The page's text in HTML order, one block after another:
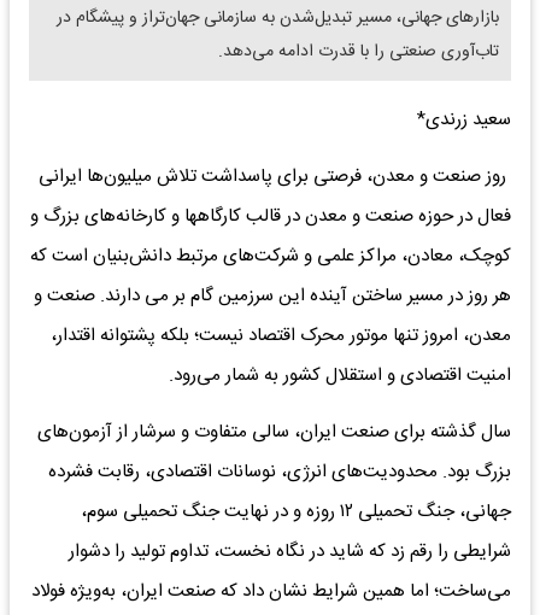
بازارهای جهانی، مسیر تبدیل‌شدن به سازمانی جهان‌تراز و پیشگام در
تاب‌آوری صنعتی را با قدرت ادامه می‌دهد.
سعید زرندی*
روز صنعت و معدن، فرصتی برای پاسداشت تلاش میلیون‌ها ایرانی
فعال در حوزه صنعت و معدن در قالب کارگاهها و کارخانه‌های بزرگ و
کوچک، معادن، مراکز علمی و شرکت‌های مرتبط دانش‌بنیان است که
هر روز در مسیر ساختن آینده این سرزمین گام بر می دارند. صنعت و
معدن، امروز تنها موتور محرک اقتصاد نیست؛ بلکه پشتوانه اقتدار،
امنیت اقتصادی و استقلال کشور به شمار می‌رود.
سال گذشته برای صنعت ایران، سالی متفاوت و سرشار از آزمون‌های
بزرگ بود. محدودیت‌های انرژی، نوسانات اقتصادی، رقابت فشرده
جهانی، جنگ تحمیلی ۱۲ روزه و در نهایت جنگ تحمیلی سوم،
شرایطی را رقم زد که شاید در نگاه نخست، تداوم تولید را دشوار
می‌ساخت؛ اما همین شرایط نشان داد که صنعت ایران، به‌ویژه فولاد